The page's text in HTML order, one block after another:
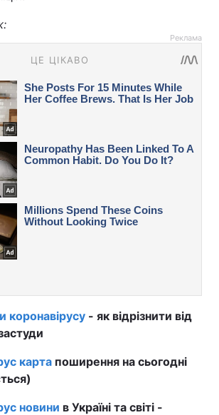
Реклама
коронавірусу - як відрізнити від
карта поширення на сьогодні
новини в Україні та світі -